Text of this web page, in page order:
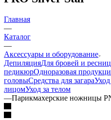
Главная
—
Каталог
—
Аксессуары и оборудование
ДепиляцияДля бровей и ресниц
педикюрОдноразовая
головыСредства для загара
лицомУход за телом
—Парикмахерские ножницы